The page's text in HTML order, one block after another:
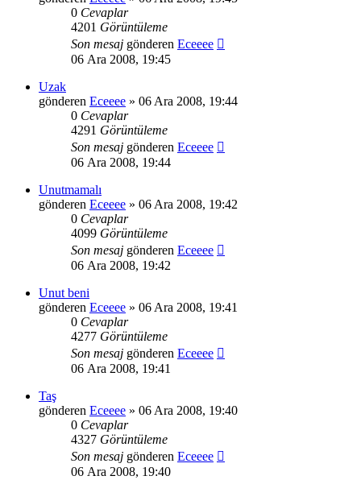
0 Cevaplar
4201 Görüntüleme
Son mesaj gönderen Eceeee
06 Ara 2008, 19:45
Uzak
gönderen Eceeee » 06 Ara 2008, 19:44
0 Cevaplar
4291 Görüntüleme
Son mesaj gönderen Eceeee
06 Ara 2008, 19:44
Unutmamalı
gönderen Eceeee » 06 Ara 2008, 19:42
0 Cevaplar
4099 Görüntüleme
Son mesaj gönderen Eceeee
06 Ara 2008, 19:42
Unut beni
gönderen Eceeee » 06 Ara 2008, 19:41
0 Cevaplar
4277 Görüntüleme
Son mesaj gönderen Eceeee
06 Ara 2008, 19:41
Taş
gönderen Eceeee » 06 Ara 2008, 19:40
0 Cevaplar
4327 Görüntüleme
Son mesaj gönderen Eceeee
06 Ara 2008, 19:40